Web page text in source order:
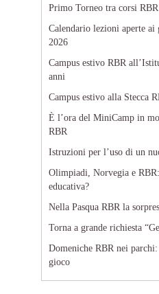
Primo Torneo tra corsi
Calendario lezioni aperte
2026
Campus estivo RBR
anni
Campus estivo alla Stecca
È l’ora del MiniCamp in
RBR
Istruzioni per l’uso di un
Olimpiadi, Norvegia e
educativa?
Nella Pasqua RBR la
Torna a grande richiesta
Domeniche RBR nei
gioco